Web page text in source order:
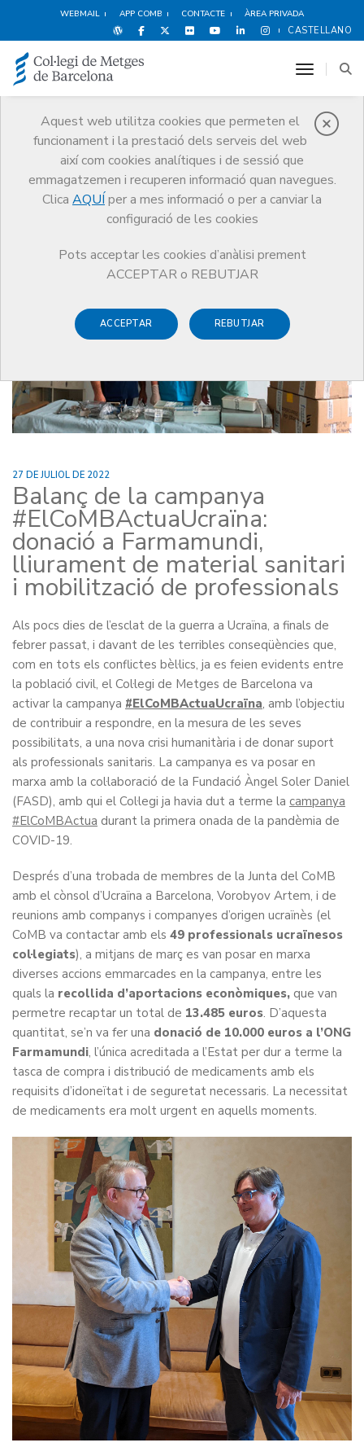
WEBMAIL APP COMB CONTACTE ÀREA PRIVADA
CASTELLANO
Aquest web utilitza cookies que permeten el
funcionament i la prestació dels serveis del web
així com cookies analítiques i de sessió que
emmagatzemen i recuperen informació quan navegues.
Clica AQUÍ per a mes informació o per a canviar la
configuració de les cookies
Pots acceptar les cookies d’anàlisi prement
ACCEPTAR o REBUTJAR
ACCEPTAR REBUTJAR
toggle
Notícies
Comunicació
Notícies
Balanç de la campanya #ElCoMBActuaUcraïna: donació a Farmamundi,
lliurament de material sanitari i mobilització de professionals
27 DE JULIOL DE 2022
Balanç de la campanya
#ElCoMBActuaUcraïna:
donació a Farmamundi,
lliurament de material sanitari
i mobilització de professionals
Als pocs dies de l’esclat de la guerra a Ucraïna, a finals de
febrer passat, i davant de les terribles conseqüències que,
com en tots els conflictes bèl·lics, ja es feien evidents entre
la població civil, el Col·legi de Metges de Barcelona va
activar la campanya #ElCoMBActuaUcraïna, amb l’objectiu
de contribuir a respondre, en la mesura de les seves
possibilitats, a una nova crisi humanitària i de donar suport
als professionals sanitaris. La campanya es va posar en
marxa amb la col·laboració de la Fundació Àngel Soler Daniel
(FASD), amb qui el Col·legi ja havia dut a terme la campanya
#ElCoMBActua durant la primera onada de la pandèmia de
COVID-19.
Després d’una trobada de membres de la Junta del CoMB
amb el cònsol d’Ucraïna a Barcelona, Vorobyov Artem, i de
reunions amb companys i companyes d’origen ucraïnès (el
CoMB va contactar amb els 49 professionals ucraïnesos
col·legiats), a mitjans de març es van posar en marxa
diverses accions emmarcades en la campanya, entre les
quals la recollida d’aportacions econòmiques, que van
permetre recaptar un total de 13.485 euros. D’aquesta
quantitat, se’n va fer una donació de 10.000 euros a l’ONG
Farmamundi, l’única acreditada a l’Estat per dur a terme la
tasca de compra i distribució de medicaments amb els
requisits d’idoneïtat i de seguretat necessaris. La necessitat
de medicaments era molt urgent en aquells moments.